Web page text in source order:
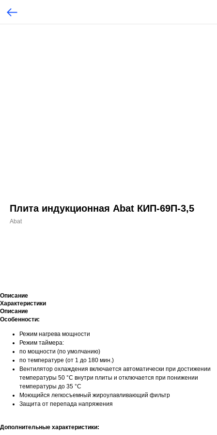
Плита индукционная Abat КИП-69П-3,5
Abat
Описание
Характеристики
Описание
Особенности:
Режим нагрева мощности
Режим таймера:
по мощности (по умолчанию)
по температуре (от 1 до 180 мин.)
Вентилятор охлаждения включается автоматически при достижении
температуры 50 °С внутри плиты и отключается при понижении
температуры до 35 °С
Моющийся легкосъемный жироулавливающий фильтр
Защита от перепада напряжения
Дополнительные характеристики: